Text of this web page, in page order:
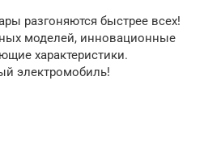
разгоняются быстрее всех!
моделей, инновационные
характеристики.
электромобиль!